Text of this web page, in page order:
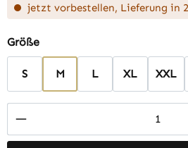
jetzt vorbestellen, Lieferung in
Größeauswählen
S M L XL XXL
Produkt Anzahl: Gib